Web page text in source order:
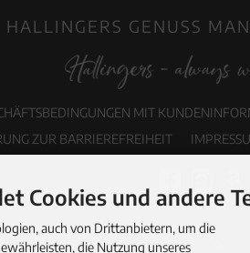
HALLINGERS GENUSS
MIT
ZUR BARRIEREFREIHEIT
Cookies und andere
auch von Drittanbietern, um die
die Nutzung unseres